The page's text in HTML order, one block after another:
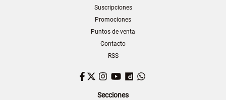
Suscripciones
Promociones
Puntos de venta
Contacto
RSS
Facebook
TwitterInstagram
YouTubeDailymotion
Secciones